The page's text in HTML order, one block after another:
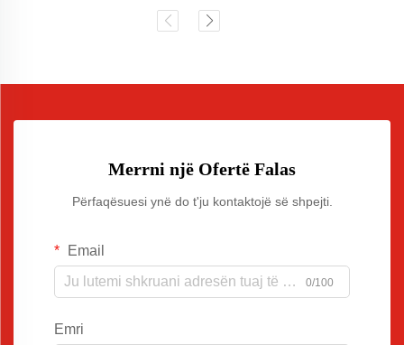
Merrni një Ofertë Falas
Përfaqësuesi ynë do t'ju kontaktojë së shpejti.
Email
0/100
Emri